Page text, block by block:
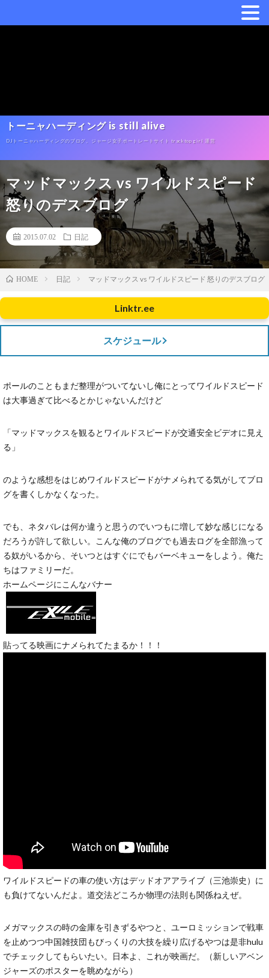
トーニャハーディング is still alive
DJトーニャハーディングのブログ。ジャージ女子ポートレートサイト tracktop girl 運営
マッドマックス vs ワイルドスピード
怒りのデスブログ
2015.07.02 日記
HOME 日記 マッドマックス vs ワイルドスピード 怒りのデスブログ
Linktr.ee
スケジュール
ポールのこともまだ整理がついてないし俺にとってワイルドスピード
は大事過ぎて比べるとかじゃないんだけど
「マッドマックスを観るとワイルドスピードが交通安全ビデオに見え
る」
のような感想をはじめワイルドスピードがナメられてる気がしてブロ
グを書くしかなくなった。
でも、ネタバレは何か違うと思うのでいつもに増して妙な感じになる
だろうが許して欲しい。こんな俺のブログでも過去ログを全部漁って
る奴がいるから、そいつとはすぐにでもバーベキューをしよう。俺た
ちはファミリーだ。
ホームページにこんなバナー
貼ってる映画にナメられてたまるか！！！
ワイルドスピードの車の使い方はデッドオアアライブ（三池崇史）に
も負けてないんだよ。道交法どころか物理の法則も関係ねえぜ。
メガマックスの時の金庫を引きずるやつと、ユーロミッションで戦車
を止めつつ中国雑技団もびっくりの大技を繰り広げるやつは是非hulu
でチェックしてもらいたい。日本よ、これが映画だ。（新しいアベン
ジャーズのポスターを眺めながら）